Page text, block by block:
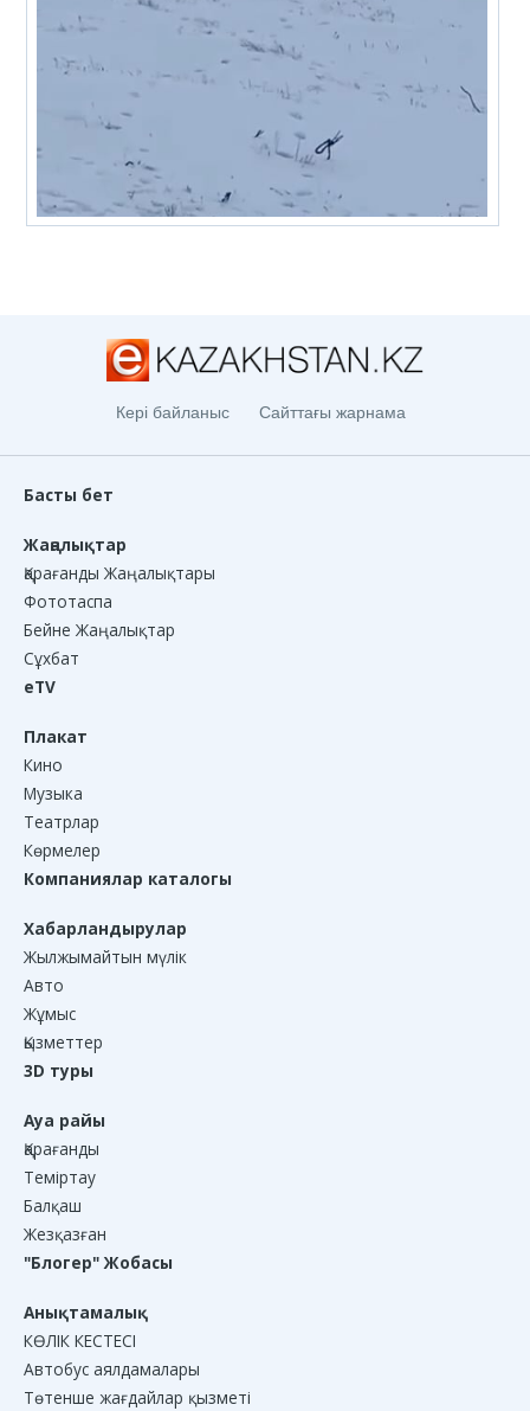
Кері байланыс Сайттағы жарнама
Басты бет
Жаңалықтар
Қарағанды Жаңалықтары
Фототаспа
Бейне Жаңалықтар
Сұхбат
eTV
Плакат
Кино
Музыка
Театрлар
Көрмелер
Компаниялар каталогы
Хабарландырулар
Жылжымайтын мүлік
Авто
Жұмыс
Қызметтер
3D туры
Ауа райы
Қарағанды
Теміртау
Балқаш
Жезқазған
"Блогер" Жобасы
Анықтамалық
КӨЛІК КЕСТЕСІ
Автобус аялдамалары
Төтенше жағдайлар қызметі